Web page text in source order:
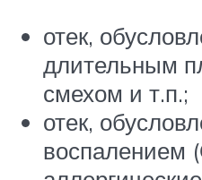
отек,
длительным
смехом и т.п.;
отек,